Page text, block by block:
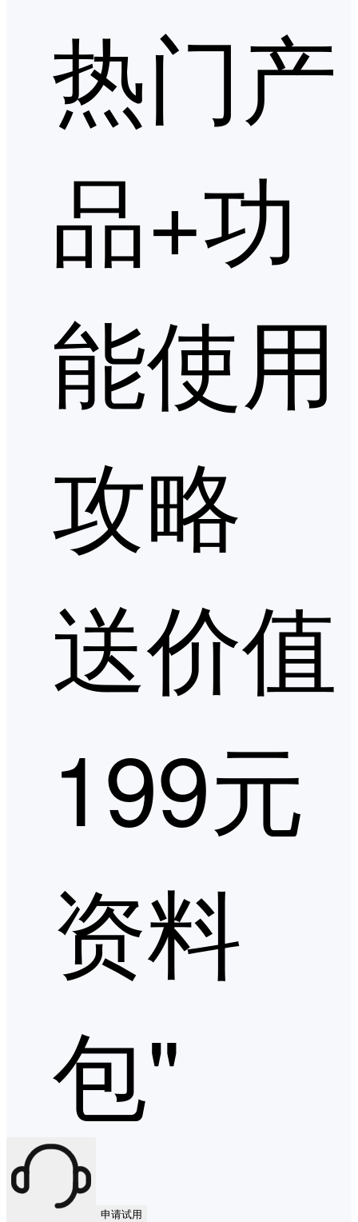
热门产
品+功
能使用
攻略
送价值
199元
资料
包"
申请试用